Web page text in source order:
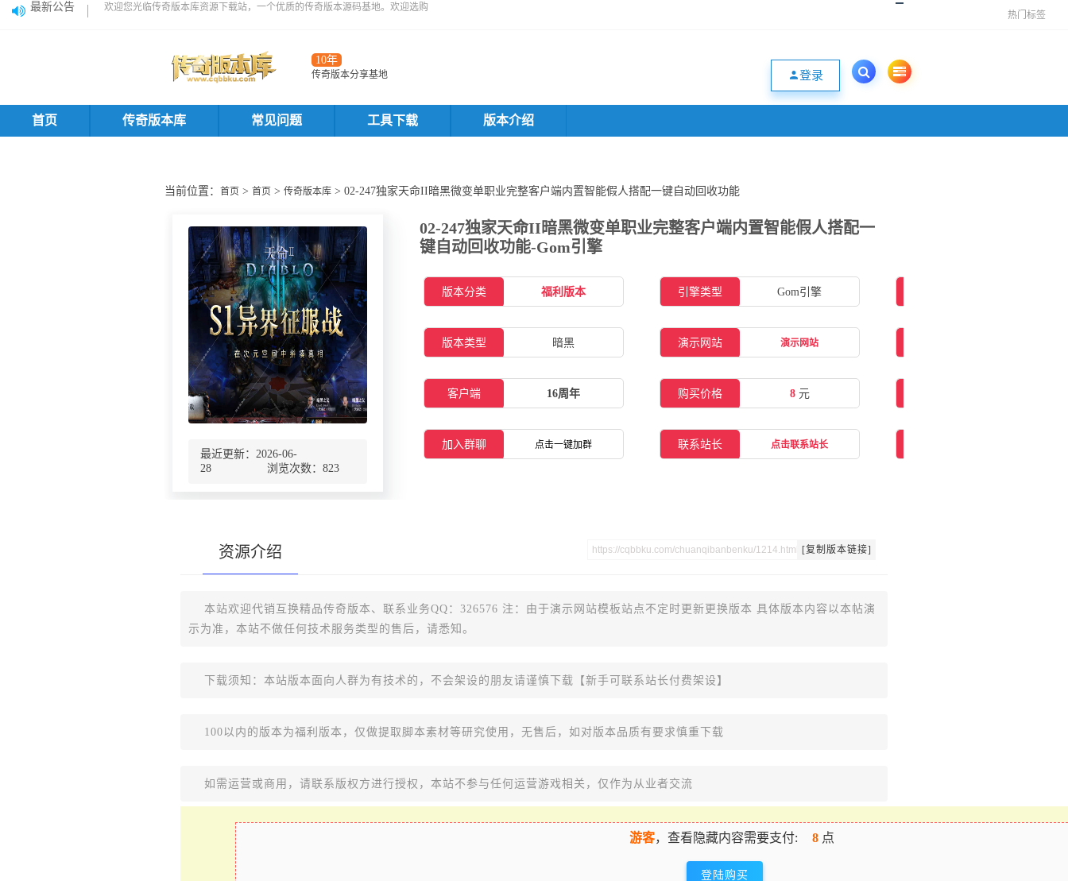
最新公告 欢迎您光临传奇版本库资源下载站，一个优质的传奇版本源码基地。欢迎选购
热门标签
10年
传奇版本分享基地 登录
首页 传奇版本库 常见问题 工具下载 版本介绍
当前位置： 首页 > 首页 > 传奇版本库 > 02-247独家天命II暗黑微变单职业完整客户端内置智能假人搭配一键自动回收功能
最近更新：2026-06-
28 浏览次数： 823
02-247独家天命II暗黑微变单职业完整客户端内置智能假人搭配一
键自动回收功能-Gom引擎
版本分类 福利版本 引擎类型 Gom引擎
版本类型 暗黑 演示网站 演示网站
客户端 16周年 购买价格 8元
加入群聊 点击一键加群 联系站长 点击联系站长
资源介绍 [复制版本链接]
本站欢迎代销互换精品传奇版本、联系业务QQ：326576 注：由于演示网站模板站点不定时更新更换版本 具体版本内容以本帖演
示为准，本站不做任何技术服务类型的售后，请悉知。
下载须知：本站版本面向人群为有技术的，不会架设的朋友请谨慎下载【新手可联系站长付费架设】
100以内的版本为福利版本，仅做提取脚本素材等研究使用，无售后，如对版本品质有要求慎重下载
如需运营或商用，请联系版权方进行授权，本站不参与任何运营游戏相关，仅作为从业者交流
游客，查看隐藏内容需要支付: 8 点
登陆购买